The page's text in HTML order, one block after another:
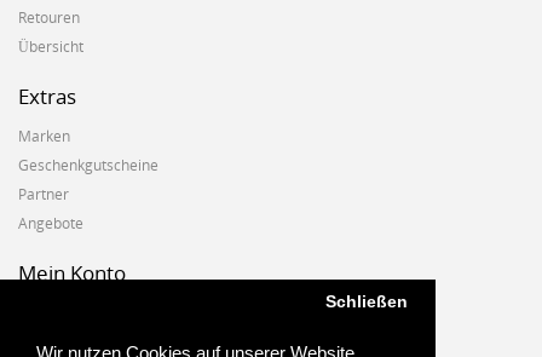
Schließen
Retouren
Übersicht
Extras
Marken
Geschenkgutscheine
Partner
Angebote
Mein Konto
Auftragshistorie